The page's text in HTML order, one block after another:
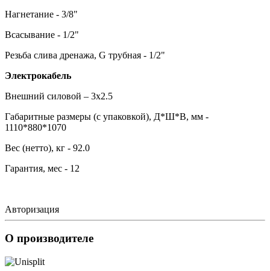
Нагнетание - 3/8"
Всасывание - 1/2"
Резьба слива дренажа, G трубная - 1/2"
Электрокабель
Внешний силовой – 3х2.5
Габаритные размеры (с упаковкой), Д*Ш*В, мм -
1110*880*1070
Вес (нетто), кг - 92.0
Гарантия, мес - 12
Авторизация
О производителе